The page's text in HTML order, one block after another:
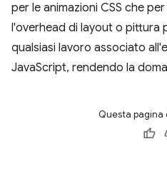
per le animazioni CSS che
l'overhead di layout o pittura
qualsiasi lavoro associato
JavaScript, rendendo la
Questa pagina